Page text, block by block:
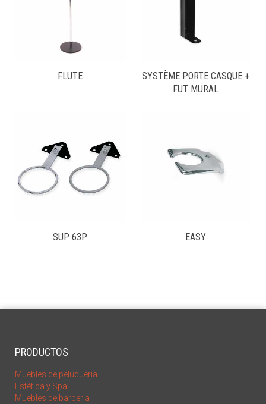
FLUTE
SYSTÈME PORTE CASQUE +
FUT MURAL
SUP 63P EASY
PRODUCTOS
Muebles de peluqueria
Estética y Spa
Muebles de barberia